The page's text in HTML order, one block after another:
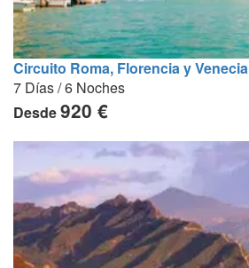
Circuito Roma, Florencia y Venecia
7 Días / 6 Noches
Desde920 €